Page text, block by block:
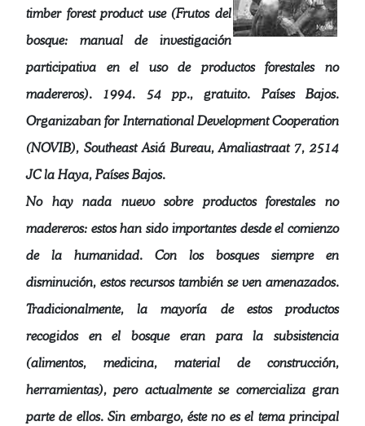
timber forest product use (Frutos del
bosque: manual de investigación
participativa en el uso de productos forestales no
madereros). 1994. 54 pp., gratuito. Países Bajos.
Organizaban for International Development Cooperation
(NOVIB), Southeast Asiá Bureau, Amaliastraat 7, 2514
JC la Haya, Países Bajos.
No hay nada nuevo sobre productos forestales no
madereros: estos han sido importantes desde el comienzo
de la humanidad. Con los bosques siempre en
disminución, estos recursos también se ven amenazados.
Tradicionalmente, la mayoría de estos productos
recogidos en el bosque eran para la subsistencia
(alimentos, medicina, material de construcción,
herramientas), pero actualmente se comercializa gran
parte de ellos. Sin embargo, éste no es el tema principal